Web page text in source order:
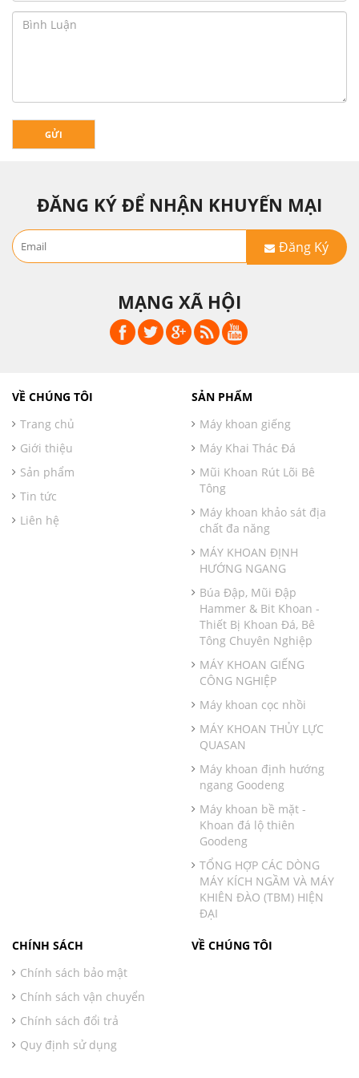
GỬI
ĐĂNG KÝ ĐỂ NHẬN KHUYẾN MẠI
Đăng Ký
MẠNG XÃ HỘI
VỀ CHÚNG TÔI
Trang chủ
Giới thiệu
Sản phẩm
Tin tức
Liên hệ
SẢN PHẨM
Máy khoan giếng
Máy Khai Thác Đá
Mũi Khoan Rút Lõi Bê
Tông
Máy khoan khảo sát địa
chất đa năng
MÁY KHOAN ĐỊNH
HƯỚNG NGANG
Búa Đập, Mũi Đập
Hammer & Bit Khoan -
Thiết Bị Khoan Đá, Bê
Tông Chuyên Nghiệp
MÁY KHOAN GIẾNG
CÔNG NGHIỆP
Máy khoan cọc nhồi
MÁY KHOAN THỦY LỰC
QUASAN
Máy khoan định hướng
ngang Goodeng
Máy khoan bề mặt -
Khoan đá lộ thiên
Goodeng
TỔNG HỢP CÁC DÒNG
MÁY KÍCH NGẦM VÀ MÁY
KHIÊN ĐÀO (TBM) HIỆN
ĐẠI
CHÍNH SÁCH
Chính sách bảo mật
Chính sách vận chuyển
Chính sách đổi trả
Quy định sử dụng
VỀ CHÚNG TÔI